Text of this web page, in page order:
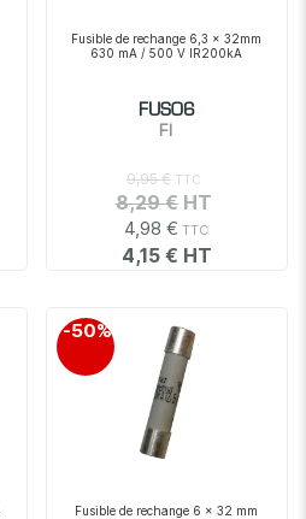
Fusible de rechange 6,3 x 32mm
630 mA / 500 V IR200kA
FUS06
FI
4,98 €
4,15 €
9,95 €
8,29 €
Fusible de rechange 6 x 32 mm
-50%